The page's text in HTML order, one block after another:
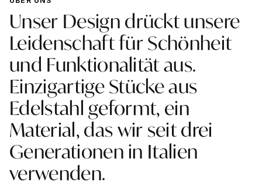
Unser Design drücktunsere
LeidenschaftfürSchönheit
und Funktionalitätaus.
EinzigartigeStückeaus
Edelstahl geformt, ein
Material,daswirseitdrei
Generationen in Italien
verwenden.